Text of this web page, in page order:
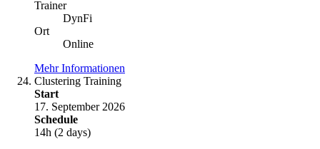
Trainer
DynFi
Ort
Online
Mehr Informationen
Clustering Training
Start
17. September 2026
Schedule
14h (2 days)